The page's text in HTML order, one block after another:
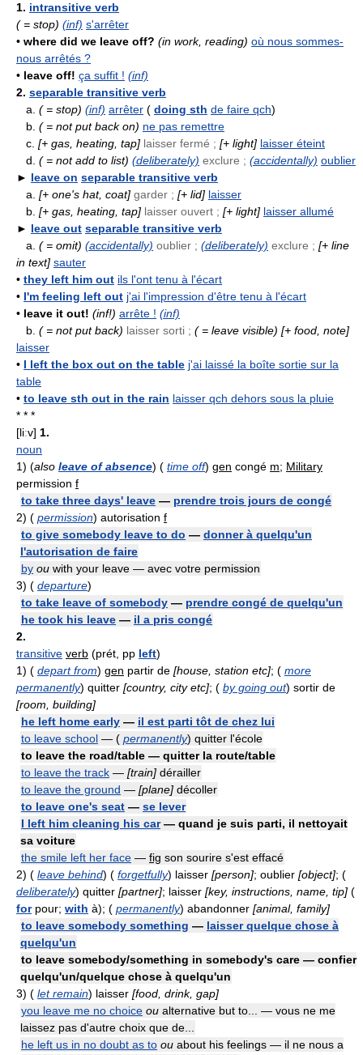
1. intransitive verb
( = stop) (inf) s'arrêter
• where did we leave off? (in work, reading) où nous sommes-
nous arrêtés ?
• leave off! ça suffit ! (inf)
2. separable transitive verb
a. ( = stop) (inf) arrêter ( doing sth de faire qch)
b. ( = not put back on) ne pas remettre
c. [+ gas, heating, tap] laisser fermé ; [+ light] laisser éteint
d. ( = not add to list) (deliberately) exclure ; (accidentally) oublier
► leave on separable transitive verb
a. [+ one's hat, coat] garder ; [+ lid] laisser
b. [+ gas, heating, tap] laisser ouvert ; [+ light] laisser allumé
► leave out separable transitive verb
a. ( = omit) (accidentally) oublier ; (deliberately) exclure ; [+ line
in text] sauter
• they left him out ils l'ont tenu à l'écart
• I'm feeling left out j'ai l'impression d'être tenu à l'écart
• leave it out! (inf!) arrête ! (inf)
b. ( = not put back) laisser sorti ; ( = leave visible) [+ food, note]
laisser
• I left the box out on the table j'ai laissé la boîte sortie sur la
table
• to leave sth out in the rain laisser qch dehors sous la pluie
* * *
[liːv] 1.
noun
1) (also leave of absence) ( time off) gen congé m; Military
permission f
to take three days' leave — prendre trois jours de congé
2) ( permission) autorisation f
to give somebody leave to do — donner à quelqu'un
l'autorisation de faire
by ou with your leave — avec votre permission
3) ( departure)
to take leave of somebody — prendre congé de quelqu'un
he took his leave — il a pris congé
2.
transitive verb (prét, pp left)
1) ( depart from) gen partir de [house, station etc]; ( more
permanently) quitter [country, city etc]; ( by going out) sortir de
[room, building]
he left home early — il est parti tôt de chez lui
to leave school — ( permanently) quitter l'école
to leave the road/table — quitter la route/table
to leave the track — [train] dérailler
to leave the ground — [plane] décoller
to leave one's seat — se lever
I left him cleaning his car— quand je suis parti, il nettoyait
sa voiture
the smile left her face — fig son sourire s'est effacé
2) ( leave behind) ( forgetfully) laisser [person]; oublier [object]; (
deliberately) quitter [partner]; laisser [key, instructions, name, tip] (
forpour; with à); ( permanently) abandonner [animal, family]
to leave somebody something — laisser quelque chose à
quelqu'un
to leave somebody/something in somebody's care — confier
quelqu'un/quelque chose à quelqu'un
3) ( let remain) laisser [food, drink, gap]
you leave me no choice ou alternative but to... — vous ne me
laissez pas d'autre choix que de...
he left us in no doubt as to ou about his feelings — il ne nous a